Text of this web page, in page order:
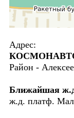
Адрес:
Район -
Ближайшая
ж.д. платф.